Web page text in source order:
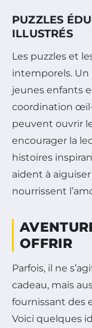
PUZZLES
ILLUSTRÉS
Les puzzles et
intemporels. Un
jeunes enfants
coordination
peuvent ouvrir
encourager la
histoires
aident à
nourrissent
OFFRIR
Parfois, il ne
cadeau, mais
fournissant des
Voici quelques